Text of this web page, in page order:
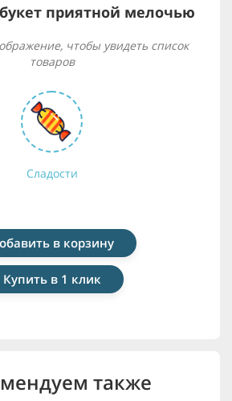
приятной мелочью
чтобы увидеть список
товаров
Сладости
в корзину
Купить в 1 клик
также